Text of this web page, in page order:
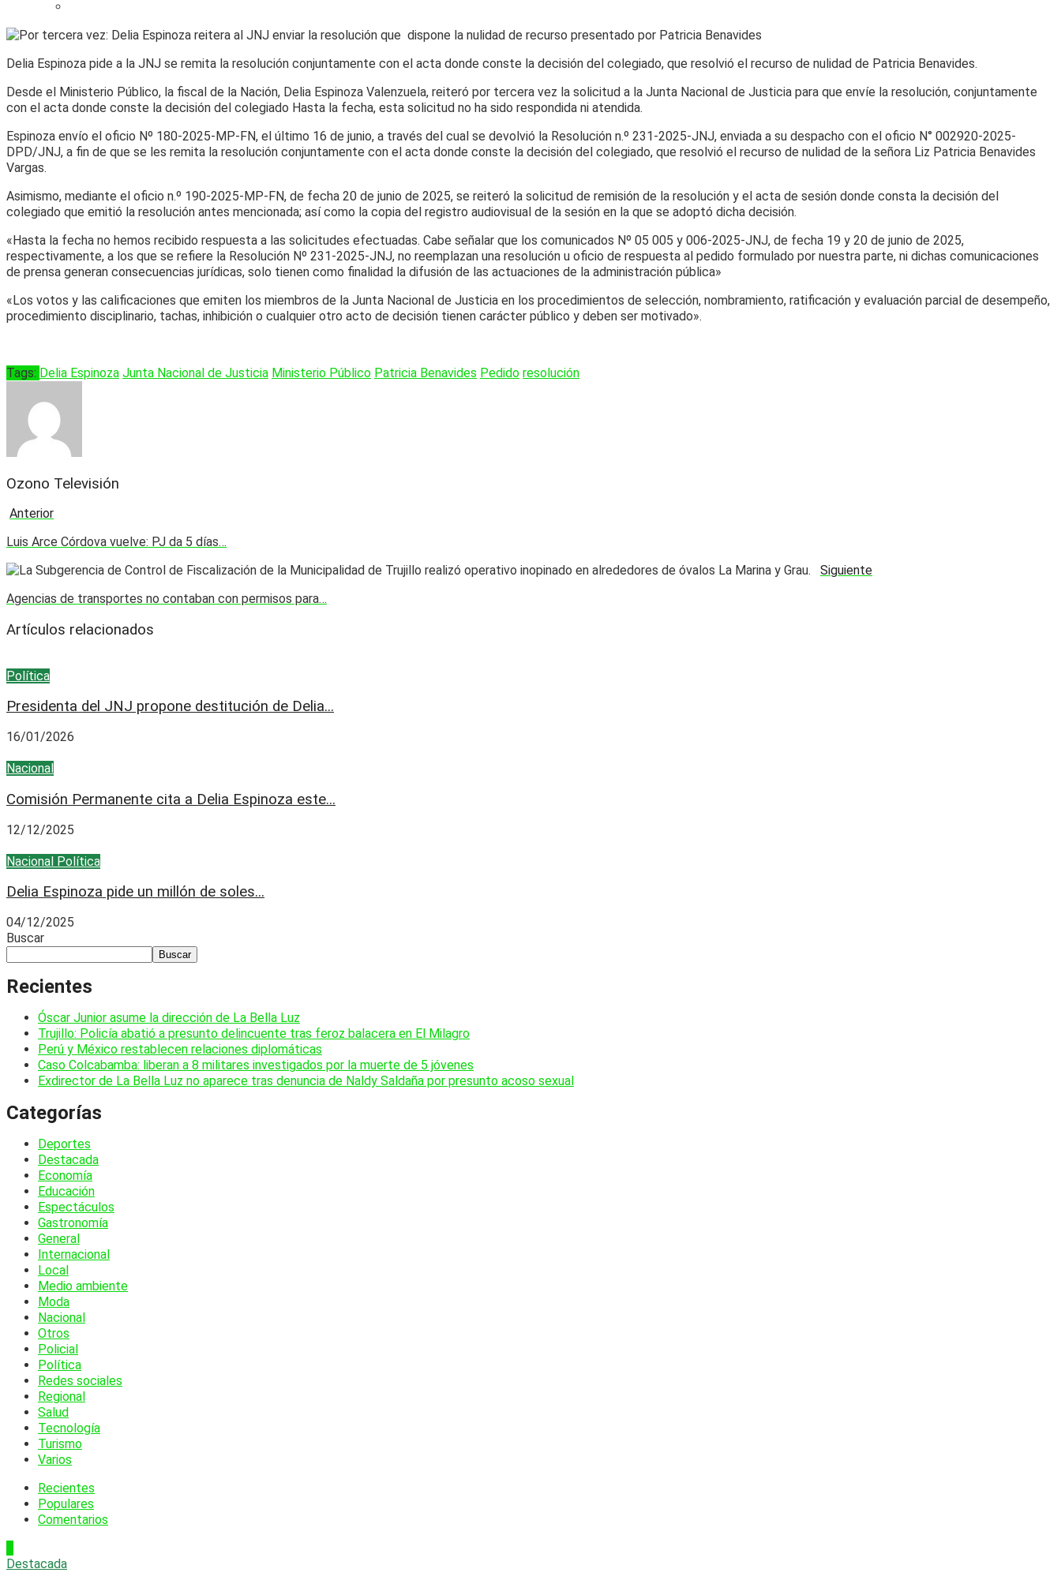
Delia Espinoza pide a la JNJ se remita la resolución conjuntamente con el acta donde conste la decisión del colegiado, que resolvió el recurso de nulidad de Patricia Benavides.
Desde el Ministerio Público, la fiscal de la Nación, Delia Espinoza Valenzuela, reiteró por tercera vez la solicitud a la Junta Nacional de Justicia para que envíe la resolución, conjuntamente
con el acta donde conste la decisión del colegiado Hasta la fecha, esta solicitud no ha sido respondida ni atendida.
Espinoza envío el oficio Nº 180-2025-MP-FN, el último 16 de junio, a través del cual se devolvió la Resolución n.º 231-2025-JNJ, enviada a su despacho con el oficio N° 002920-2025-
DPD/JNJ, a fin de que se les remita la resolución conjuntamente con el acta donde conste la decisión del colegiado, que resolvió el recurso de nulidad de la señora Liz Patricia Benavides
Vargas.
Asimismo, mediante el oficio n.º 190-2025-MP-FN, de fecha 20 de junio de 2025, se reiteró la solicitud de remisión de la resolución y el acta de sesión donde consta la decisión del
colegiado que emitió la resolución antes mencionada; así como la copia del registro audiovisual de la sesión en la que se adoptó dicha decisión.
«Hasta la fecha no hemos recibido respuesta a las solicitudes efectuadas. Cabe señalar que los comunicados Nº 05 005 y 006-2025-JNJ, de fecha 19 y 20 de junio de 2025,
respectivamente, a los que se refiere la Resolución Nº 231-2025-JNJ, no reemplazan una resolución u oficio de respuesta al pedido formulado por nuestra parte, ni dichas comunicaciones
de prensa generan consecuencias jurídicas, solo tienen como finalidad la difusión de las actuaciones de la administración pública»
«Los votos y las calificaciones que emiten los miembros de la Junta Nacional de Justicia en los procedimientos de selección, nombramiento, ratificación y evaluación parcial de desempeño,
procedimiento disciplinario, tachas, inhibición o cualquier otro acto de decisión tienen carácter público y deben ser motivado».
Tags: Delia Espinoza Junta Nacional de Justicia Ministerio Público Patricia Benavides Pedido resolución
Ozono Televisión
Anterior
Luis Arce Córdova vuelve: PJ da 5 días…
Siguiente
Agencias de transportes no contaban con permisos para…
Artículos relacionados
Política
Presidenta del JNJ propone destitución de Delia...
16/01/2026
Nacional
Comisión Permanente cita a Delia Espinoza este...
12/12/2025
Nacional Política
Delia Espinoza pide un millón de soles...
04/12/2025
Buscar
Buscar
Recientes
Óscar Junior asume la dirección de La Bella Luz
Trujillo: Policía abatió a presunto delincuente tras feroz balacera en El Milagro
Perú y México restablecen relaciones diplomáticas
Caso Colcabamba: liberan a 8 militares investigados por la muerte de 5 jóvenes
Exdirector de La Bella Luz no aparece tras denuncia de Naldy Saldaña por presunto acoso sexual
Categorías
Deportes
Destacada
Economía
Educación
Espectáculos
Gastronomía
General
Internacional
Local
Medio ambiente
Moda
Nacional
Otros
Policial
Política
Redes sociales
Regional
Salud
Tecnología
Turismo
Varios
Recientes
Populares
Comentarios
Destacada